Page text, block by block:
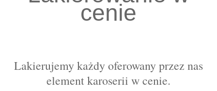
cenie
Lakierujemy każdy oferowany przez nas
element karoserii w cenie.